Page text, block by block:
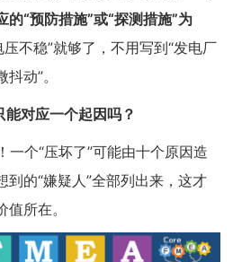
的“预防措施”或“探测措施”为
压不稳”就够了，不用写到“发电厂
动”。
能对应一个起因吗？
一个“压坏了”可能由十个原因造
到的“嫌疑人”全部列出来，这才
值所在。